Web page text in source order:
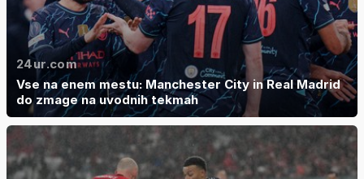
24ur.com
Vse na enem mestu: Manchester City in Real Madrid
do zmage na uvodnih tekmah